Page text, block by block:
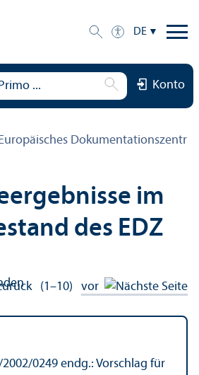
DE
Konto
im
des EDZ
(1–10) vor
2002/0249 endg.: Vorschlag für